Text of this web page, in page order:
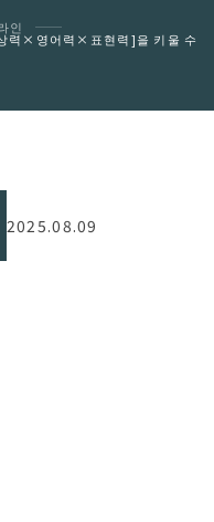
인
력×영어력×표현력]을 키울 수
2025.08.09